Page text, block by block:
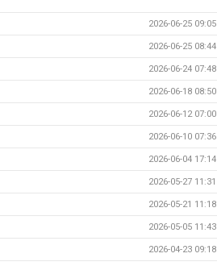
2026-06-25 09:05
2026-06-25 08:44
2026-06-24 07:48
2026-06-18 08:50
2026-06-12 07:00
2026-06-10 07:36
2026-06-04 17:14
2026-05-27 11:31
2026-05-21 11:18
2026-05-05 11:43
2026-04-23 09:18